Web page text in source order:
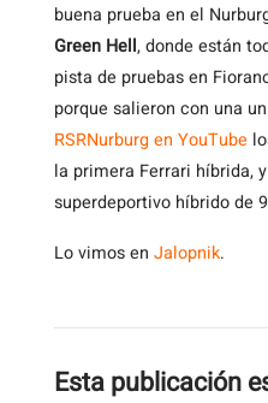
buena prueba en el
Green Hell, donde están
pista de pruebas en
porque salieron con una
RSRNurburg en YouTube
la primera Ferrari híbrida,
superdeportivo híbrido de
Lo vimos en Jalopnik.
Esta publicación